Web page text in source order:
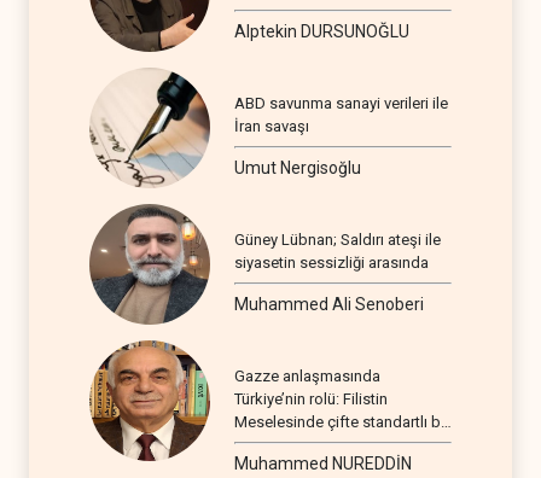
Alptekin DURSUNOĞLU
ABD savunma sanayi verileri ile
İran savaşı
Umut Nergisoğlu
Güney Lübnan; Saldırı ateşi ile
siyasetin sessizliği arasında
Muhammed Ali Senoberi
Gazze anlaşmasında
Türkiye’nin rolü: Filistin
Meselesinde çifte standartlı bir
seyir
Muhammed NUREDDİN